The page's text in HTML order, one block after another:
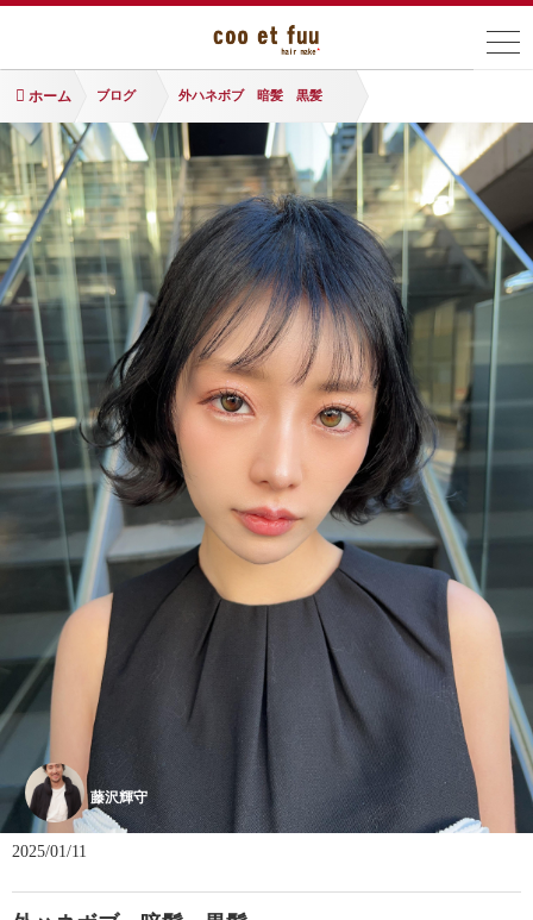
ホーム ブログ 外ハネボブ 暗髪 黒髪
藤沢輝守
2025/01/11